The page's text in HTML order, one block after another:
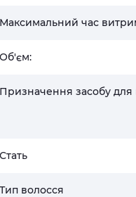
Максимальний час
Об'єм:
Призначення засобу для
Стать
Тип волосся